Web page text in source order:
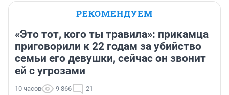
РЕКОМЕНДУЕМ
«Это тот, кого ты травила»: прикамца
приговорили к 22 годам за убийство
семьи его девушки, сейчас он звонит
ей с угрозами
10 часов 9 866 21